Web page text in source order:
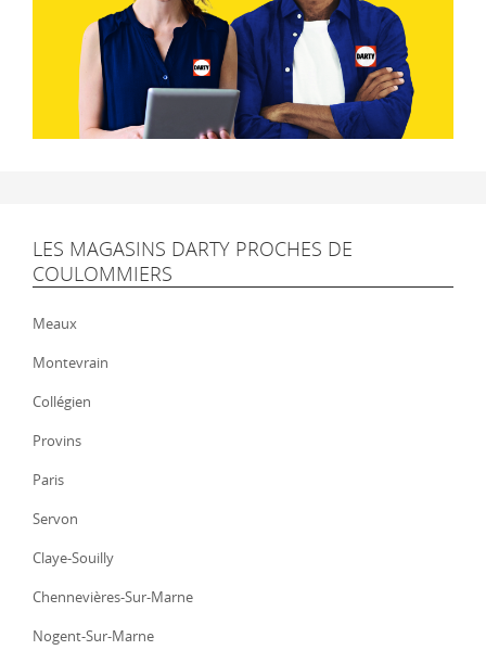
LES MAGASINS DARTY PROCHES DE
COULOMMIERS
Meaux
Montevrain
Collégien
Provins
Paris
Servon
Claye-Souilly
Chennevières-Sur-Marne
Nogent-Sur-Marne